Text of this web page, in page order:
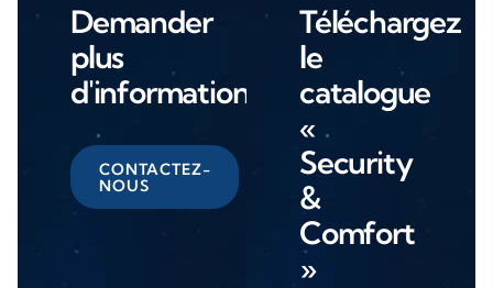
Demander
plus
d'informations
CONTACTEZ-
NOUS
Téléchargez
le
catalogue
«
Security
&
Comfort
»